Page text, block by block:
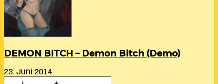
DEMON BITCH – Demon Bitch (Demo)
23. Juni 2014